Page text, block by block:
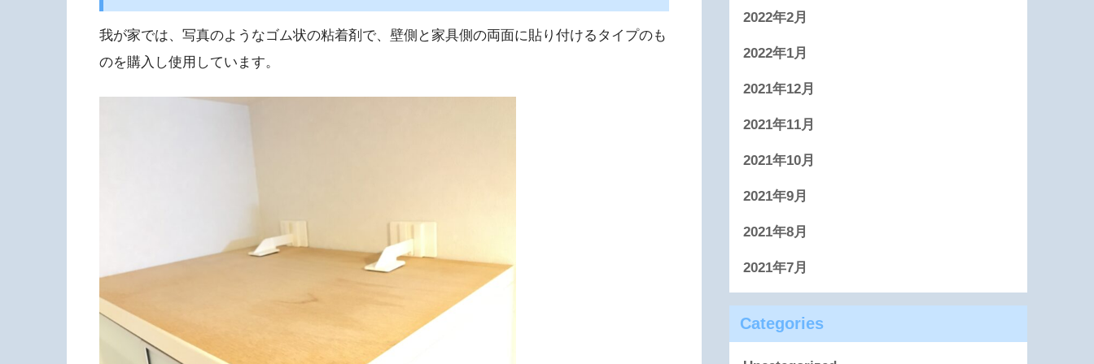
我が家では、写真のようなゴム状の粘着剤で、壁側と家具側の両面に貼り付けるタイプのも
のを購入し使用しています。
2022年2月
2022年1月
2021年12月
2021年11月
2021年10月
2021年9月
2021年8月
2021年7月
Categories